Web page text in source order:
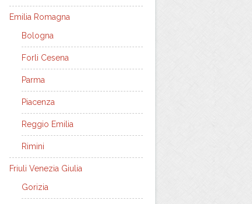
Emilia Romagna
Bologna
Forli Cesena
Parma
Piacenza
Reggio Emilia
Rimini
Friuli Venezia Giulia
Gorizia